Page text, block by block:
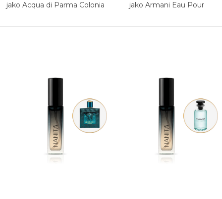
jako Acqua di Parma Colonia
jako Armani Eau Pour